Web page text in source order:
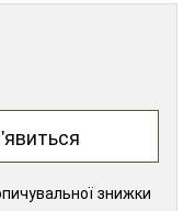
знижки